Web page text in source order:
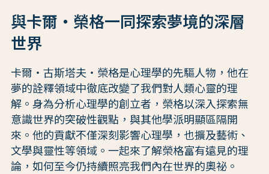
與卡爾・榮格一同探索夢境的深層
世界
卡爾・古斯塔夫・榮格是心理學的先驅人物，他在
夢的詮釋領域中徹底改變了我們對人類心靈的理
解。身為分析心理學的創立者，榮格以深入探索無
意識世界的突破性觀點，與其他學派明顯區隔開
來。他的貢獻不僅深刻影響心理學，也擴及藝術、
文學與靈性等領域。一起來了解榮格富有遠見的理
論，如何至今仍持續照亮我們內在世界的奧祕。